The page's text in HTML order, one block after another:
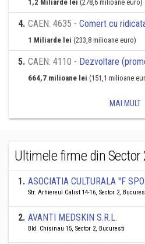
1,2 Miliarde lei (278,6 milioane euro)
4. CAEN: 4635 - Comert cu
1 Miliarde lei (233,8 milioane euro)
5. CAEN: 4110 - Dezvoltare
664,7 milioane lei (151,1 milioane
MAI MULT
Ultimele firme din Sector
1. ASOCIATIA CULTURALA "F
Str. Arhiereul Calist 14-16, Sector 2,
2. AVANTI MEDSKIN S.R.L.
Bld. Chisinau 15, Sector 2, Bucuresti